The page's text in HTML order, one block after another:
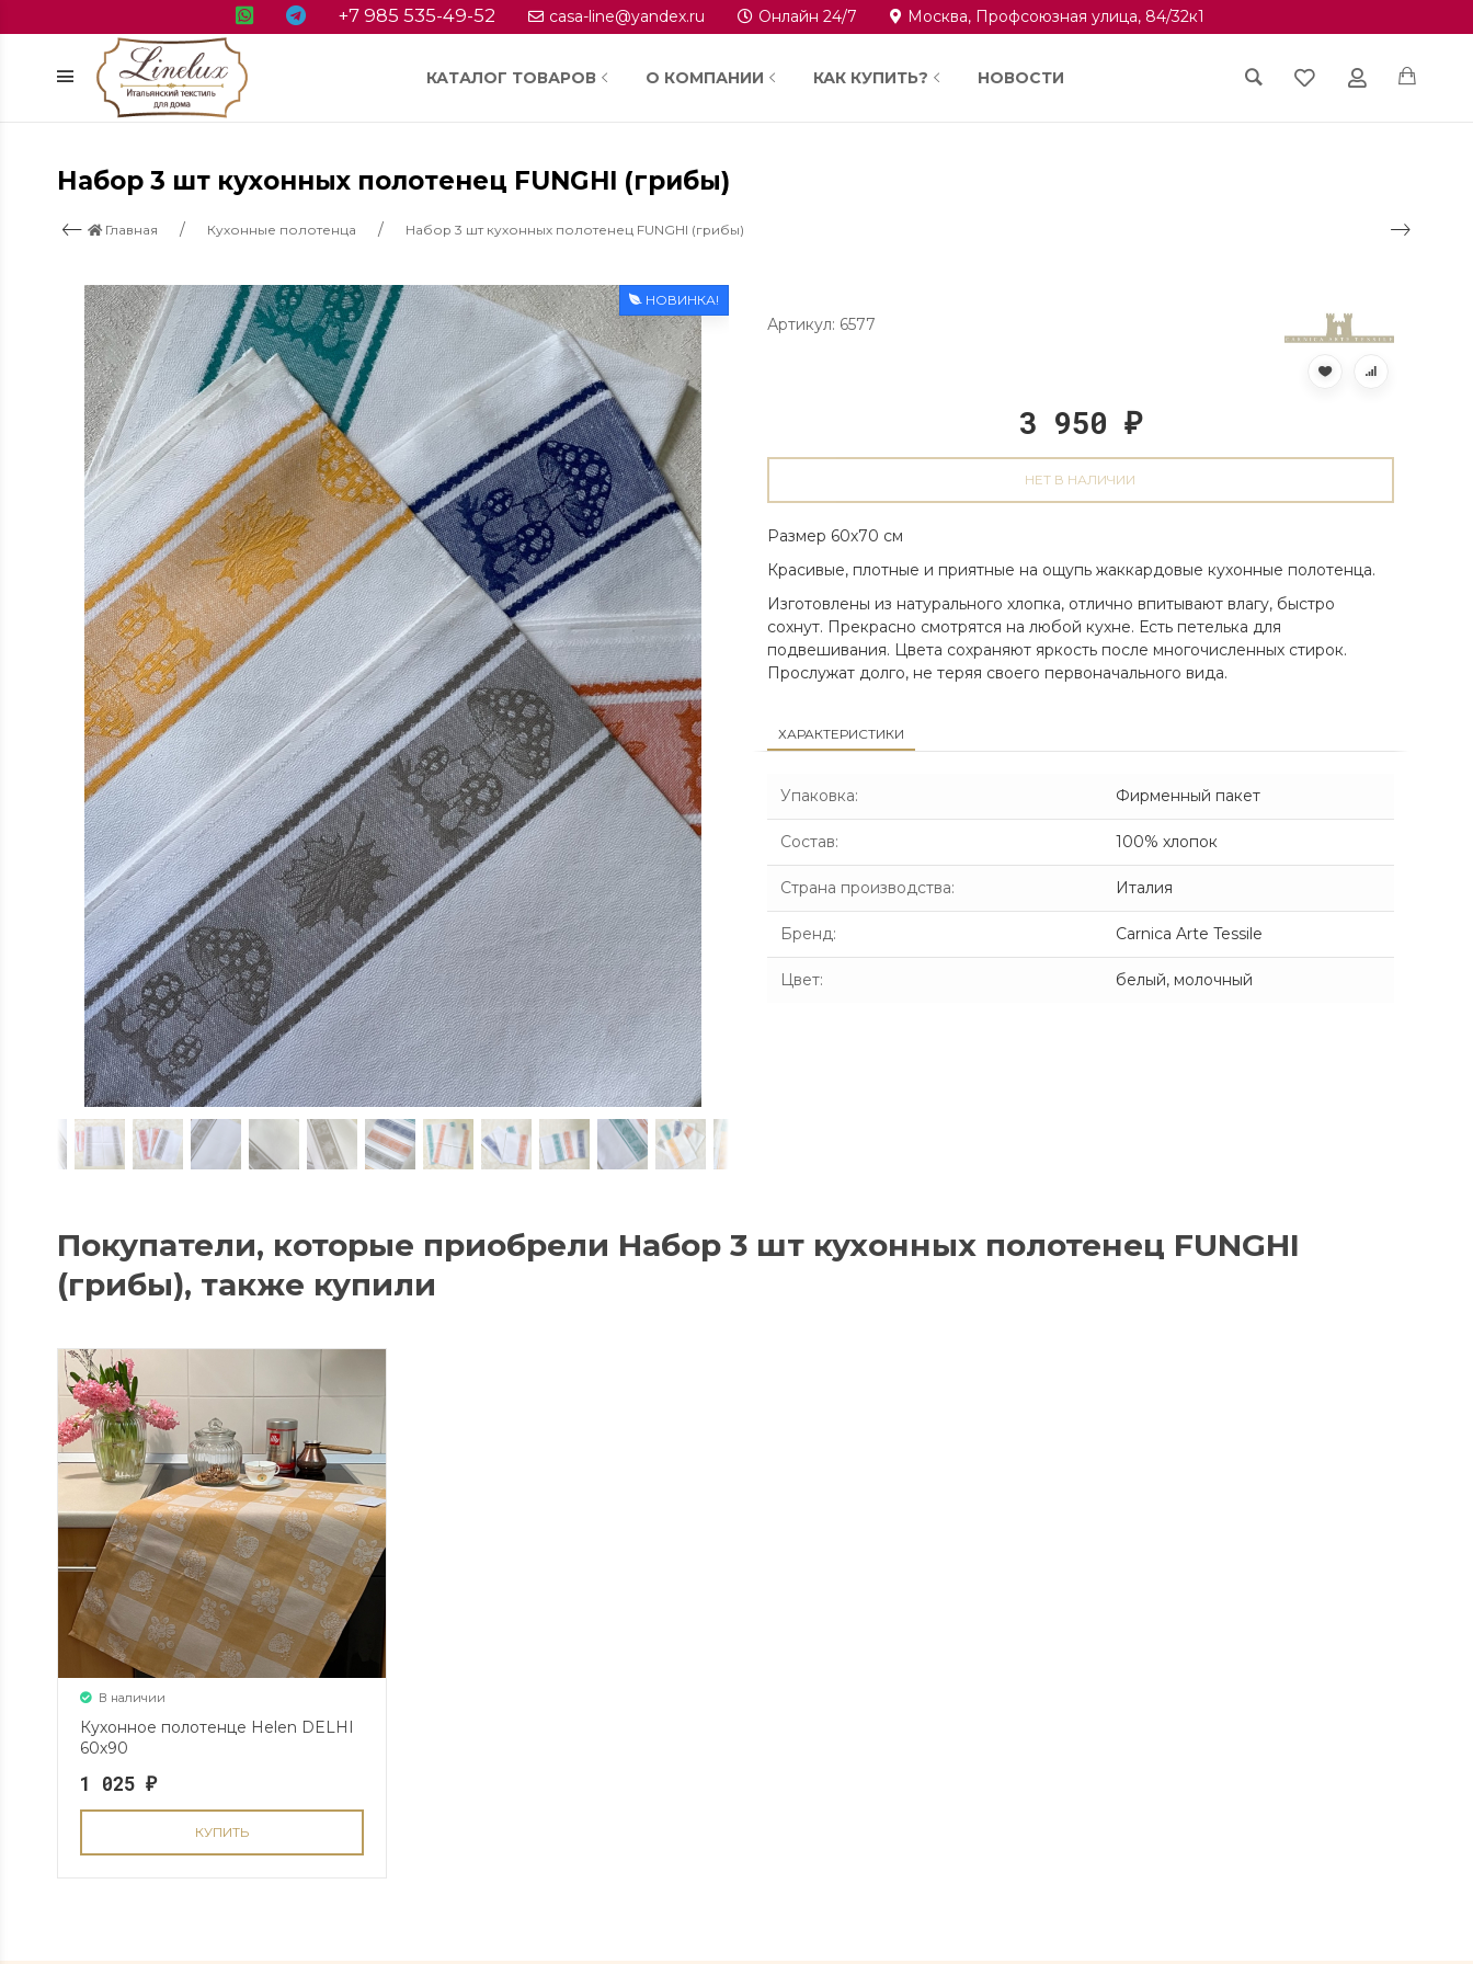
+7 985 535-49-52 casa-line@yandex.ru Онлайн 24/7 Москва, Профсоюзная улица, 84/32к1
КАТАЛОГ ТОВАРОВ О КОМПАНИИ КАК КУПИТЬ? НОВОСТИ
Набор 3 шт кухонных полотенец FUNGHI (грибы)
Главная Кухонные полотенца Набор 3 шт кухонных полотенец FUNGHI (грибы)
НОВИНКА!
Артикул: 6577
3 950₽
НЕТ В НАЛИЧИИ
Размер 60х70 см
Красивые, плотные и приятные на ощупь жаккардовые кухонные полотенца.
Изготовлены из натурального хлопка, отлично впитывают влагу, быстро
сохнут. Прекрасно смотрятся на любой кухне. Есть петелька для
подвешивания. Цвета сохраняют яркость после многочисленных стирок.
Прослужат долго, не теряя своего первоначального вида.
ХАРАКТЕРИСТИКИ
Упаковка: Фирменный пакет
Состав: 100% хлопок
Страна производства: Италия
Бренд: Carnica Arte Tessile
Цвет: белый, молочный
Покупатели, которые приобрели Набор 3 шт кухонных полотенец FUNGHI
(грибы), также купили
В наличии
Кухонное полотенце Helen DELHI
60х90
1 025 ₽
КУПИТЬ